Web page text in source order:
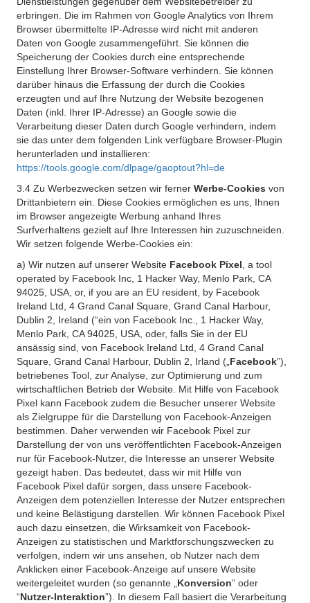
erbringen. Die im Rahmen von Google Analytics von Ihrem
Browser übermittelte IP-Adresse wird nicht mit anderen
Daten von Google zusammengeführt. Sie können die
Speicherung der Cookies durch eine entsprechende
Einstellung Ihrer Browser-Software verhindern. Sie können
darüber hinaus die Erfassung der durch die Cookies
erzeugten und auf Ihre Nutzung der Website bezogenen
Daten (inkl. Ihrer IP-Adresse) an Google sowie die
Verarbeitung dieser Daten durch Google verhindern, indem
sie das unter dem folgenden Link verfügbare Browser-Plugin
herunterladen und installieren:
https://tools.google.com/dlpage/gaoptout?hl=de
3.4 Zu Werbezwecken setzen wir ferner Werbe-Cookies von
Drittanbietern ein. Diese Cookies ermöglichen es uns, Ihnen
im Browser angezeigte Werbung anhand Ihres
Surfverhaltens gezielt auf Ihre Interessen hin zuzuschneiden.
Wir setzen folgende Werbe-Cookies ein:
a) Wir nutzen auf unserer Website Facebook Pixel , a tool
operated by Facebook Inc, 1 Hacker Way, Menlo Park, CA
94025, USA, or, if you are an EU resident, by Facebook
Ireland Ltd, 4 Grand Canal Square, Grand Canal Harbour,
Dublin 2, Ireland (“ein von Facebook Inc., 1 Hacker Way,
Menlo Park, CA 94025, USA, oder, falls Sie in der EU
ansässig sind, von Facebook Ireland Ltd, 4 Grand Canal
Square, Grand Canal Harbour, Dublin 2, Irland („ Facebook”),
betriebenes Tool, zur Analyse, zur Optimierung und zum
wirtschaftlichen Betrieb der Website. Mit Hilfe von Facebook
Pixel kann Facebook zudem die Besucher unserer Website
als Zielgruppe für die Darstellung von Facebook-Anzeigen
bestimmen. Daher verwenden wir Facebook Pixel zur
Darstellung der von uns veröffentlichten Facebook-Anzeigen
nur für Facebook-Nutzer, die Interesse an unserer Website
gezeigt haben. Das bedeutet, dass wir mit Hilfe von
Facebook Pixel dafür sorgen, dass unsere Facebook-
Anzeigen dem potenziellen Interesse der Nutzer entsprechen
und keine Belästigung darstellen. Wir können Facebook Pixel
auch dazu einsetzen, die Wirksamkeit von Facebook-
Anzeigen zu statistischen und Marktforschungszwecken zu
verfolgen, indem wir uns ansehen, ob Nutzer nach dem
Anklicken einer Facebook-Anzeige auf unsere Website
weitergeleitet wurden (so genannte „ Konversion” oder
“Nutzer-Interaktion”). In diesem Fall basiert die Verarbeitung